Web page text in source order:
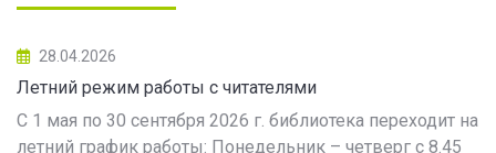
28.04.2026
Летний режим работы с читателями
С 1 мая по 30 сентября 2026 г. библиотека переходит на
летний график работы: Понедельник – четверг с 8.45